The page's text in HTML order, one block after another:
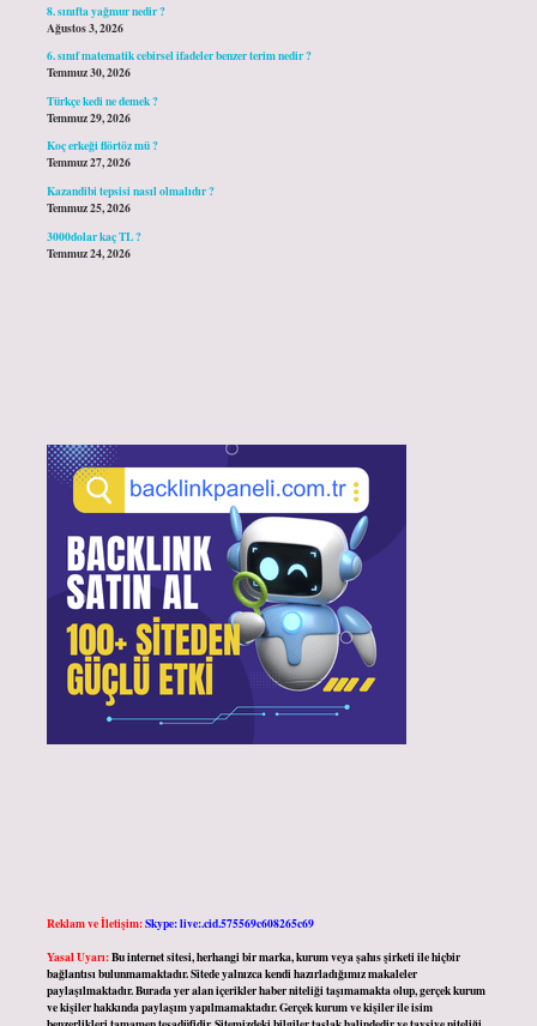
8. sınıfta yağmur nedir ?
Ağustos 3, 2026
6. sınıf matematik cebirsel ifadeler benzer terim nedir ?
Temmuz 30, 2026
Türkçe kedi ne demek ?
Temmuz 29, 2026
Koç erkeği flörtöz mü ?
Temmuz 27, 2026
Kazandibi tepsisi nasıl olmalıdır ?
Temmuz 25, 2026
3000dolar kaç TL ?
Temmuz 24, 2026
Reklam ve İletişim:Skype: live:.cid.575569c608265c69
Yasal Uyarı:Bu internet sitesi, herhangi bir marka, kurum veya şahıs şirketi ile hiçbir
bağlantısı bulunmamaktadır. Sitede yalnızca kendi hazırladığımız makaleler
paylaşılmaktadır. Burada yer alan içerikler haber niteliği taşımamakta olup, gerçek kurum
ve kişiler hakkında paylaşım yapılmamaktadır. Gerçek kurum ve kişiler ile isim